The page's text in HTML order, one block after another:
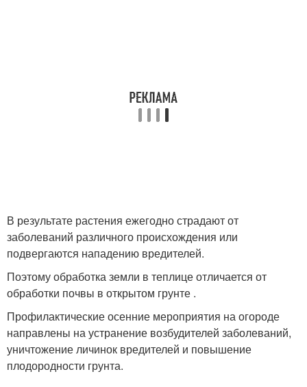
В результате растения ежегодно страдают от
заболеваний различного происхождения или
подвергаются нападению вредителей.
Поэтому обработка земли в теплице отличается от
обработки почвы в открытом грунте .
Профилактические осенние мероприятия на огороде
направлены на устранение возбудителей заболеваний,
уничтожение личинок вредителей и повышение
плодородности грунта.